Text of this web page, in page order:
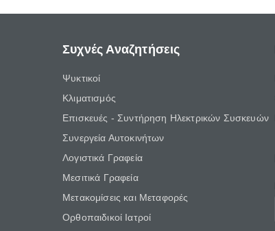
Συχνές Αναζητήσεις
Ψυκτικοί
Κλιματισμός
Επισκευές - Συντήρηση Ηλεκτρικών Συσκευών
Συνεργεία Αυτοκινήτων
Λογιστικά Γραφεία
Μεσιτικά Γραφεία
Μετακομίσεις και Μεταφορές
Ορθοπαιδικοί Ιατροί